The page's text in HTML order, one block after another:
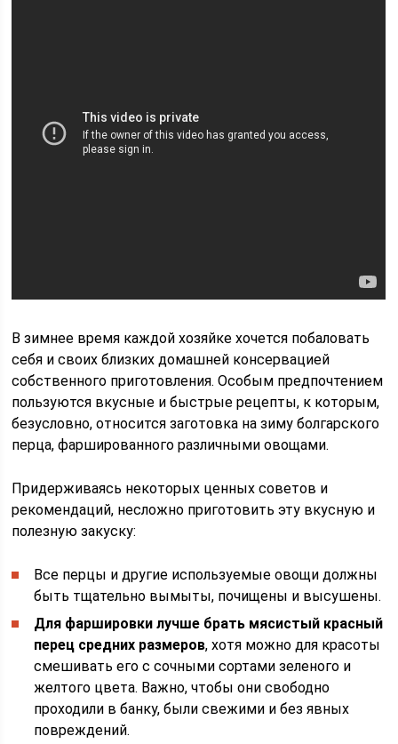
В зимнее время каждой хозяйке хочется побаловать
себя и своих близких домашней консервацией
собственного приготовления. Особым предпочтением
пользуются вкусные и быстрые рецепты, к которым,
безусловно, относится заготовка на зиму болгарского
перца, фаршированного различными овощами.
Придерживаясь некоторых ценных советов и
рекомендаций, несложно приготовить эту вкусную и
полезную закуску:
Все перцы и другие используемые овощи должны
быть тщательно вымыты, почищены и высушены.
Для фаршировки лучше брать мясистый красный
перец средних размеров, хотя можно для красоты
смешивать его с сочными сортами зеленого и
желтого цвета. Важно, чтобы они свободно
проходили в банку, были свежими и без явных
повреждений.